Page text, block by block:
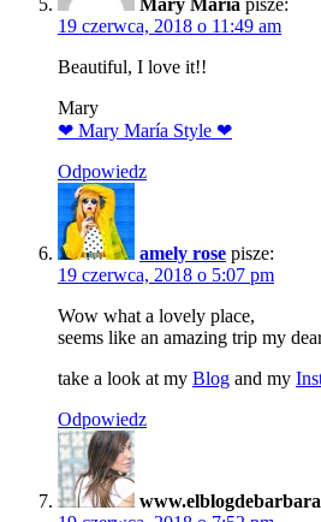
19 czerwca, 2018 o 11:49 am
Beautiful, I love it!!
Mary
❤ Mary María Style ❤
Odpowiedz
amely rose pisze:
19 czerwca, 2018 o 5:07 pm
Wow what a lovely place,
seems like an amazing trip my
take a look at my Blog and my
Odpowiedz